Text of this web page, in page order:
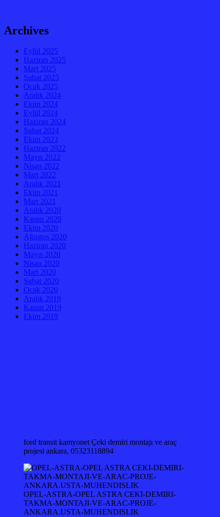
Archives
Eylül 2025
Haziran 2025
Mart 2025
Şubat 2025
Ocak 2025
Aralık 2024
Ekim 2024
Eylül 2024
Haziran 2024
Şubat 2024
Ekim 2023
Haziran 2022
Mayıs 2022
Nisan 2022
Mart 2022
Aralık 2021
Ekim 2021
Mart 2021
Aralık 2020
Kasım 2020
Ekim 2020
Ağustos 2020
Haziran 2020
Mayıs 2020
Nisan 2020
Mart 2020
Şubat 2020
Ocak 2020
Aralık 2019
Kasım 2019
Ekim 2019
ford transit kamyonet Çeki demiri montajı ve araç
projesi ankara, 05323118894
OPEL-ASTRA-OPEL ASTRA CEKI-DEMIRI-
TAKMA-MONTAJI-VE-ARAC-PROJE-
ANKARA.USTA-MUHENDISLIK